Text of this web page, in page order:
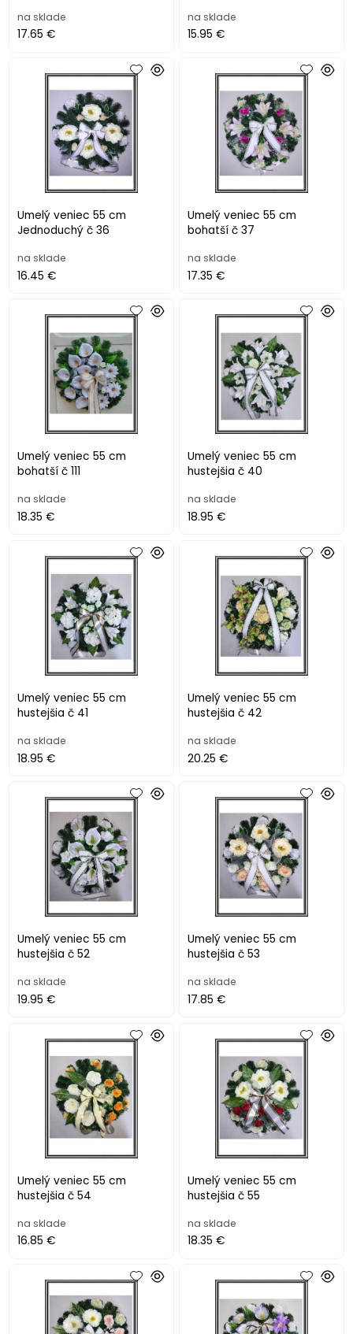
na sklade
17.65 €
na sklade
15.95 €
Umelý veniec 55 cm
Jednoduchý č 36
na sklade
16.45 €
Umelý veniec 55 cm
bohatší č 37
na sklade
17.35 €
Umelý veniec 55 cm
bohatší č 111
na sklade
18.35 €
Umelý veniec 55 cm
hustejšia č 40
na sklade
18.95 €
Umelý veniec 55 cm
hustejšia č 41
na sklade
18.95 €
Umelý veniec 55 cm
hustejšia č 42
na sklade
20.25 €
Umelý veniec 55 cm
hustejšia č 52
na sklade
19.95 €
Umelý veniec 55 cm
hustejšia č 53
na sklade
17.85 €
Umelý veniec 55 cm
hustejšia č 54
na sklade
16.85 €
Umelý veniec 55 cm
hustejšia č 55
na sklade
18.35 €